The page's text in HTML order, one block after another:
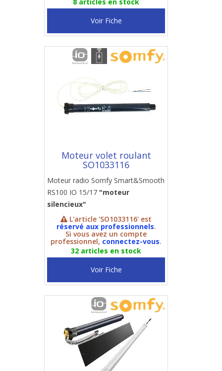
Voir Fiche
Moteur volet roulant
SO1033116
Moteur radio Somfy Smart&Smooth
RS100 IO 15/17 "moteur
silencieux"
L'article 'SO1033116' est
réservé aux professionnels.
Si vous avez un compte
professionnel, connectez-vous.
32 articles en stock
Voir Fiche